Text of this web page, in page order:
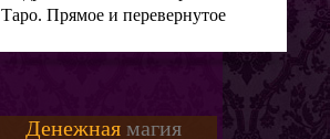
Таро. Прямое и перевернутое
Денежная магия